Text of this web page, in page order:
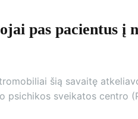
pas pacientus į
šią savaitę
psichikos sveikatos centro